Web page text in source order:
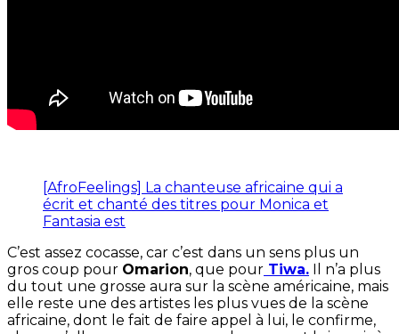
[AfroFeelings] La chanteuse africaine qui a
écrit et chanté des titres pour Monica et
Fantasia est
C’est assez cocasse, car c’est dans un sens plus un
gros coup pour Omarion, que pour Tiwa. Il n’a plus
du tout une grosse aura sur la scène américaine, mais
elle reste une des artistes les plus vues de la scène
africaine, dont le fait de faire appel à lui, le confirme,